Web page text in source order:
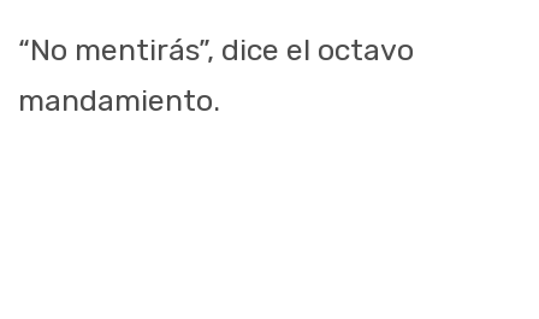
“No mentirás”, dice el octavo
mandamiento.